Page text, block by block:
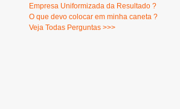
Empresa Uniformizada da Resultado ?
O que devo colocar em minha caneta ?
Veja Todas Perguntas >>>